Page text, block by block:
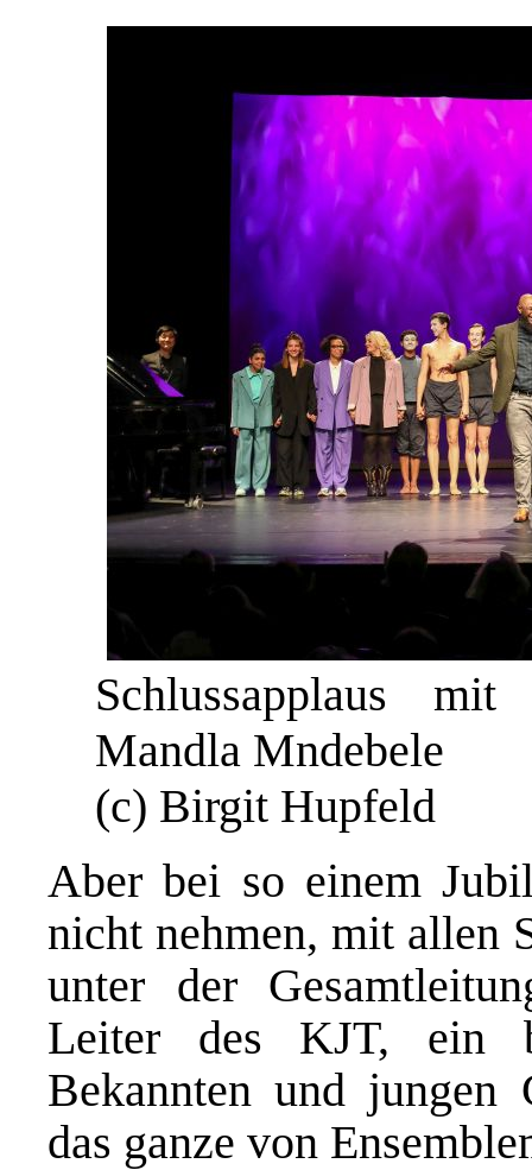
Schlussapplaus
Mandla Mndebele
(c) Birgit Hupfeld
Aber bei so einem
nicht nehmen, mit allen
unter der
Leiter des KJT, ein
Bekannten und
das ganze von